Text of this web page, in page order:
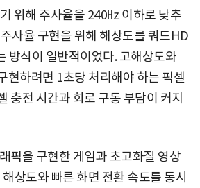
위해 주사율을 240㎐ 이하로 낮추
사율 구현을 위해 해상도를 쿼드HD
방식이 일반적이었다. 고해상도와
현하려면 1초당 처리해야 하는 픽셀
충전 시간과 회로 구동 부담이 커지
픽을 구현한 게임과 초고화질 영상
상도와 빠른 화면 전환 속도를 동시